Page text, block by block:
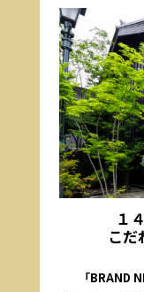
１
こだ
「BRAND